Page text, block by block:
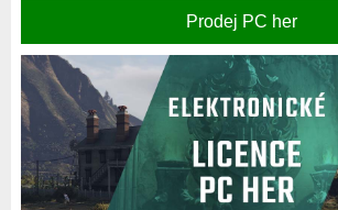
Prodej PC her